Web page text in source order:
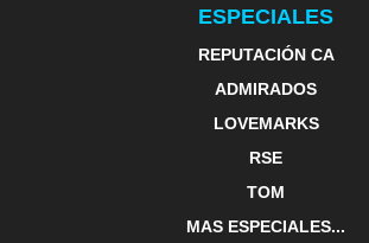
ESPECIALES
REPUTACIÓN CA
ADMIRADOS
LOVEMARKS
RSE
TOM
MAS ESPECIALES...